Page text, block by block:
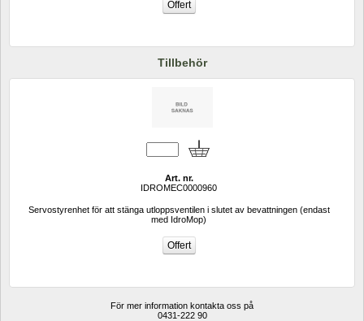
Tillbehör
Art. nr.
IDROMEC0000960
Servostyrenhet för att stänga utloppsventilen i slutet av bevattningen (endast
med IdroMop)
För mer information kontakta oss på
0431-222 90